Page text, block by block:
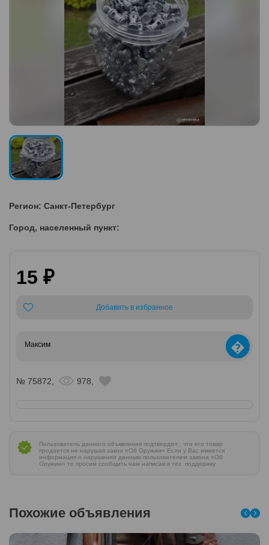
Регион: Санкт-Петербург
Город, населенный пункт:
15 ₽
Добавить в избранное
Максим �
№ 75872, 978,
Пользователь данного объявления подтвердил , что его товар
продается не нарушая закон «Об Оружии» Если у Вас имеется
информация о нарушении данным пользователем закона «Об
Оружии» то просим сообщить нам написав в тех. поддержку
Похожие объявления